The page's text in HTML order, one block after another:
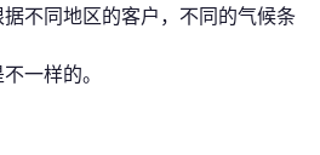
不同地区的客户，不同的气候条
一样的。